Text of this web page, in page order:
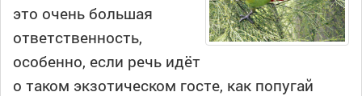
это очень большая
ответственность,
особенно, если речь идёт
о таком экзотическом госте, как попугай